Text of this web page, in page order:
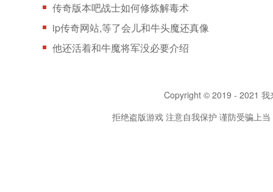
传奇版本吧战士如何修炼解毒术
ip传奇网站,等了会儿和牛头魔还真像
他还活着和牛魔将军没必要介绍
Copyright © 2019 - 2021 我
拒绝盗版游戏 注意自我保护 谨防受骗上